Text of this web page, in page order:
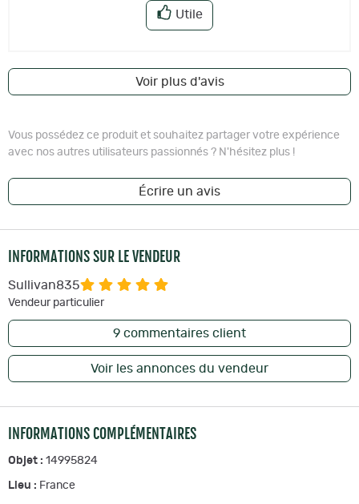
Utile
Voir plus d'avis
Vous possédez ce produit et souhaitez partager votre expérience
avec nos autres utilisateurs passionnés ? N'hésitez plus !
Écrire un avis
INFORMATIONS SUR LE VENDEUR
Sullivan835
Vendeur particulier
9 commentaires client
Voir les annonces du vendeur
INFORMATIONS COMPLÉMENTAIRES
Objet : 14995824
Lieu : France